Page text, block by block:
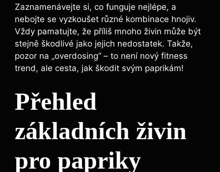
Zaznamenávejte si, co funguje nejlépe, a
nebojte se vyzkoušet různé kombinace hnojiv.
Vždy pamatujte, že příliš mnoho živin může být
stejně škodlivé jako jejich nedostatek. ‌Takže,
pozor na ⁢„overdosing“ – to není nový ‌fitness
trend, ale cesta,⁤ jak škodit svým⁤ paprikám!
Přehled
základních živin
‌pro papriky